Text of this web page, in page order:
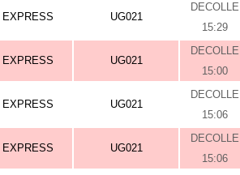
UG021
DECOLLE
15:29
UG021
DECOLLE
15:00
UG021
DECOLLE
15:06
UG021
DECOLLE
15:06